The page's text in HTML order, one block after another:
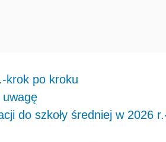
krok po kroku
uwagę
do szkoły średniej w 2026